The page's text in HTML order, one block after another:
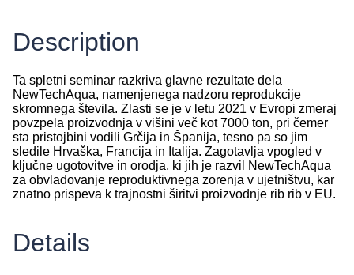
Description
Ta spletni seminar razkriva glavne rezultate dela
NewTechAqua, namenjenega nadzoru reprodukcije
skromnega števila. Zlasti se je v letu 2021 v Evropi zmeraj
povzpela proizvodnja v višini več kot 7000 ton, pri čemer
sta pristojbini vodili Grčija in Španija, tesno pa so jim
sledile Hrvaška, Francija in Italija. Zagotavlja vpogled v
ključne ugotovitve in orodja, ki jih je razvil NewTechAqua
za obvladovanje reproduktivnega zorenja v ujetništvu, kar
znatno prispeva k trajnostni širitvi proizvodnje rib rib v EU.
Details